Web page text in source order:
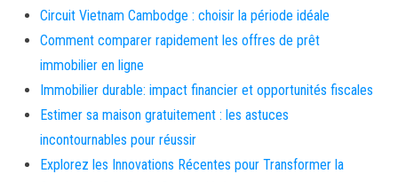
Circuit Vietnam Cambodge : choisir la période idéale
Comment comparer rapidement les offres de prêt
immobilier en ligne
Immobilier durable: impact financier et opportunités fiscales
Estimer sa maison gratuitement : les astuces
incontournables pour réussir
Explorez les Innovations Récentes pour Transformer la